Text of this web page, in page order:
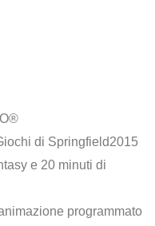
di Springfield2015
e 20 minuti di
programmato